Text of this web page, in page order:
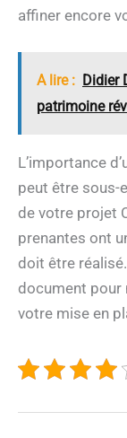
affiner encore
A lire : Didier
patrimoine
L’importance
peut être sous-
de votre projet
prenantes ont
doit être
document pour
votre mise en